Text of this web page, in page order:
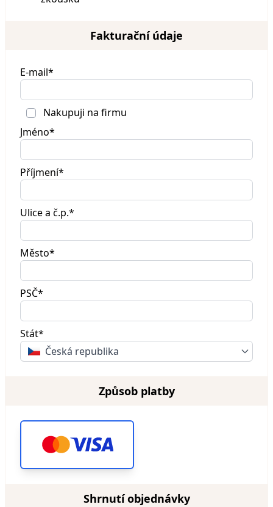
Fakturační údaje
E-mail*
Nakupuji na firmu
Jméno*
Příjmení*
Ulice a č.p.*
Město*
PSČ*
Stát*
Česká republika
Způsob platby
Shrnutí objednávky